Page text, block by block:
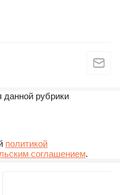
рубрики
политикой
соглашением.